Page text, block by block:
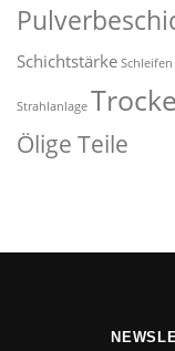
Schichtstärke Schleifen
Strahlanlage
Ölige Teile